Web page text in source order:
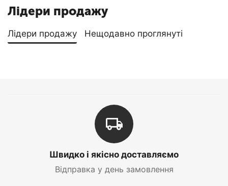
Лідери продажу
Лідери продажу Нещодавно проглянуті
Швидко і якісно доставляємо
Відправка у день замовлення